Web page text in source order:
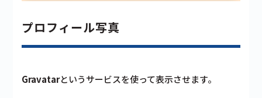
プロフィール写真
Gravatarというサービスを使って表示させます。